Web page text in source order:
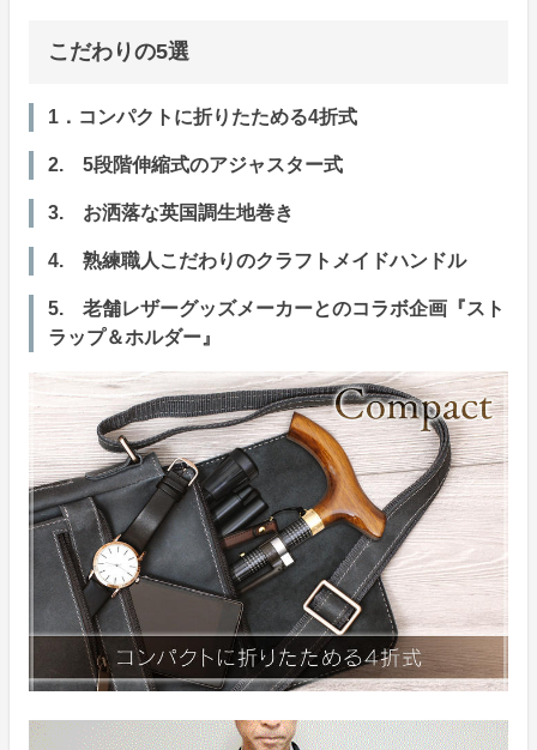
こだわりの5選
1．コンパクトに折りたためる4折式
2. 5段階伸縮式のアジャスター式
3. お洒落な英国調生地巻き
4. 熟練職人こだわりのクラフトメイドハンドル
5. 老舗レザーグッズメーカーとのコラボ企画『スト
ラップ＆ホルダー』